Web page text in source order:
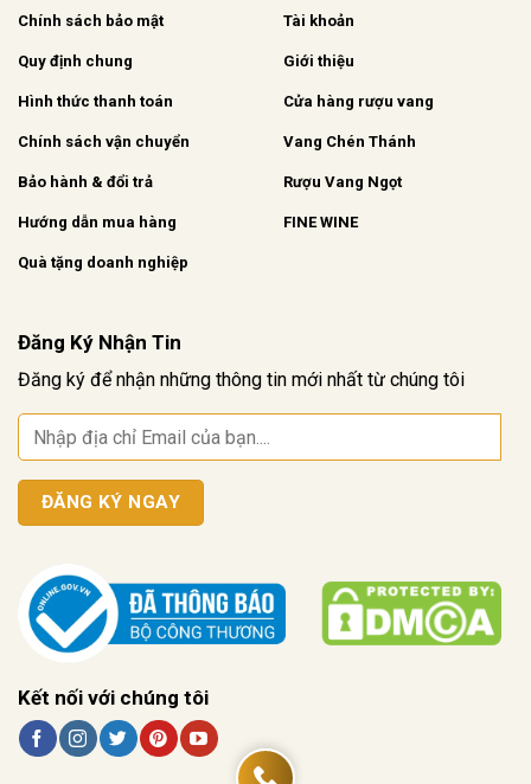
Chính sách bảo mật
Quy định chung
Hình thức thanh toán
Chính sách vận chuyển
Bảo hành & đổi trả
Hướng dẫn mua hàng
Quà tặng doanh nghiệp
Tài khoản
Giới thiệu
Cửa hàng rượu vang
Vang Chén Thánh
Rượu Vang Ngọt
FINE WINE
Đăng Ký Nhận Tin
Đăng ký để nhận những thông tin mới nhất từ chúng tôi
Kết nối với chúng tôi